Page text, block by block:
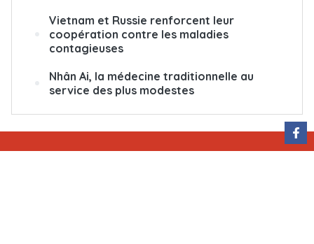
Vietnam et Russie renforcent leur
coopération contre les maladies
contagieuses
Nhân Ai, la médecine traditionnelle au
service des plus modestes